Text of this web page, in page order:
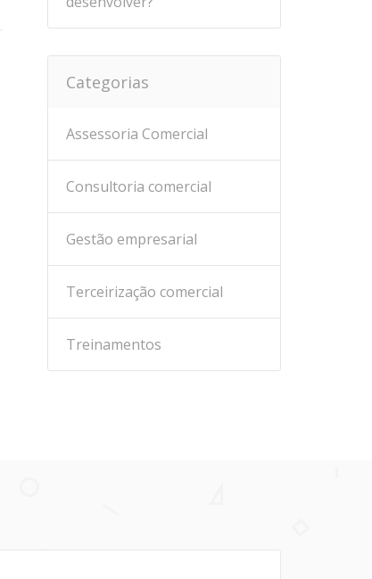
Categorias
Assessoria Comercial
Consultoria comercial
Gestão empresarial
Terceirização comercial
Treinamentos